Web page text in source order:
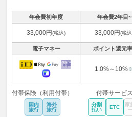
年会費初年度 年会費2年目~
33,000円(税込) 33,000円(税
電子マネー ポイント還元
1.0%～10%
付帯保険（利用付帯）
国内
旅行
海外
旅行
付帯サービス
分割
払い
ETC
家